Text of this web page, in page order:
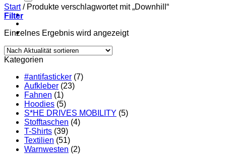
Start /Produkte verschlagwortet mit „Downhill“
Filter
Einzelnes Ergebnis wird angezeigt
Kategorien
#antifasticker (7)
Aufkleber (23)
Fahnen (1)
Hoodies (5)
S*HE DRIVES MOBILITY (5)
Stofftaschen (4)
T-Shirts (39)
Textilien (51)
Warnwesten (2)